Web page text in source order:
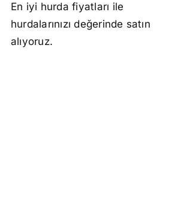
En iyi hurda fiyatları ile
hurdalarınızı değerinde satın
alıyoruz.